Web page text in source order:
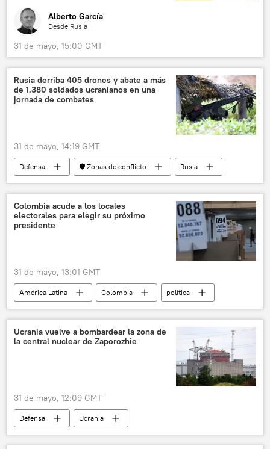
Alberto García
Desde Rusia
31 de mayo, 15:00 GMT
Rusia derriba 405 drones y abate a más
de 1.380 soldados ucranianos en una
jornada de combates
31 de mayo, 14:19 GMT
Defensa 🛡️ Zonas de conflicto
Rusia
📰 Operación rusa de desmilitarización y desnazificación de Ucrania
Ucrania
🌍 Europa
Colombia acude a los locales
electorales para elegir su próximo
presidente
31 de mayo, 13:01 GMT
América Latina Colombia
política
elecciones
Ucrania vuelve a bombardear la zona de
la central nuclear de Zaporozhie
31 de mayo, 12:09 GMT
Defensa
Ucrania
📰 Ataques ucranianos a la central nuclear de Zaporozhie